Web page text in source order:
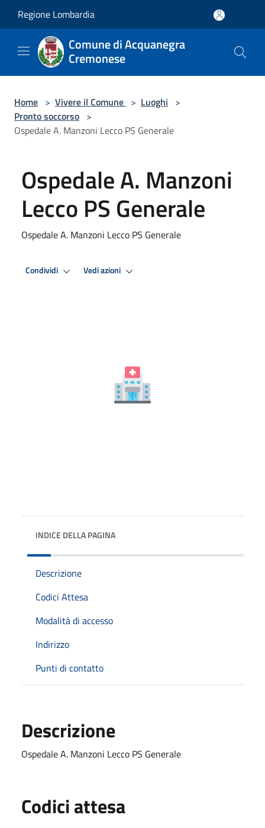
Regione Lombardia
Comune di Acquanegra
Cremonese
Home > Vivere il Comune > Luoghi >
Pronto soccorso >
Ospedale A. Manzoni Lecco PS Generale
Ospedale A. Manzoni
Lecco PS Generale
Ospedale A. Manzoni Lecco PS Generale
Condividi Vedi azioni
INDICE DELLA PAGINA
Descrizione
Codici Attesa
Modalità di accesso
Indirizzo
Punti di contatto
Descrizione
Ospedale A. Manzoni Lecco PS Generale
Codici attesa